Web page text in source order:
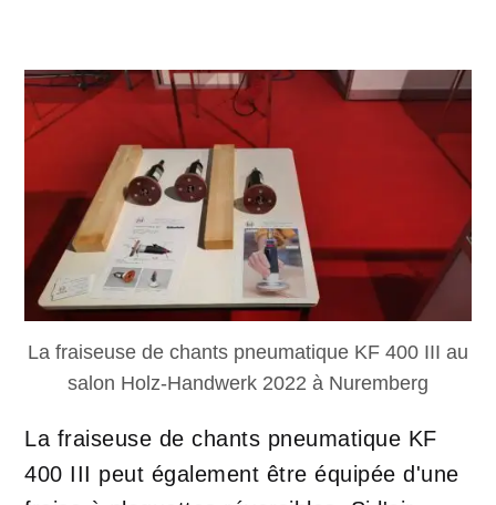
La fraiseuse de chants pneumatique KF 400 III au
salon Holz-Handwerk 2022 à Nuremberg
La fraiseuse de chants pneumatique KF
400 III peut également être équipée d'une